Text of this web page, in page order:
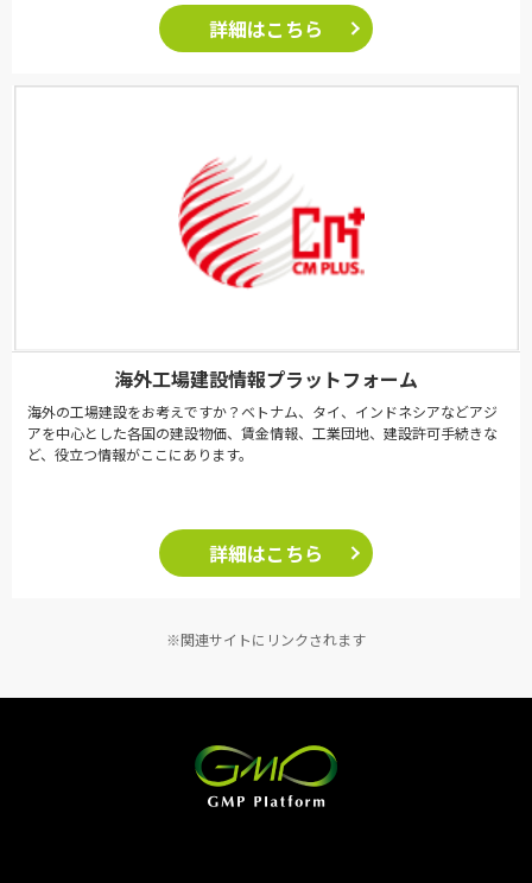
詳細はこちら
海外工場建設情報プラットフォーム
海外の工場建設をお考えですか？ベトナム、タイ、インドネシアなどアジ
アを中心とした各国の建設物価、賃金情報、工業団地、建設許可手続きな
ど、役立つ情報がここにあります。
詳細はこちら
※関連サイトにリンクされます